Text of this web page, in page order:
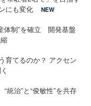
にも変化
NEW
体制”を確立 開発基盤
育てるのか？ アクセン
統治”と“俊敏性”を共存